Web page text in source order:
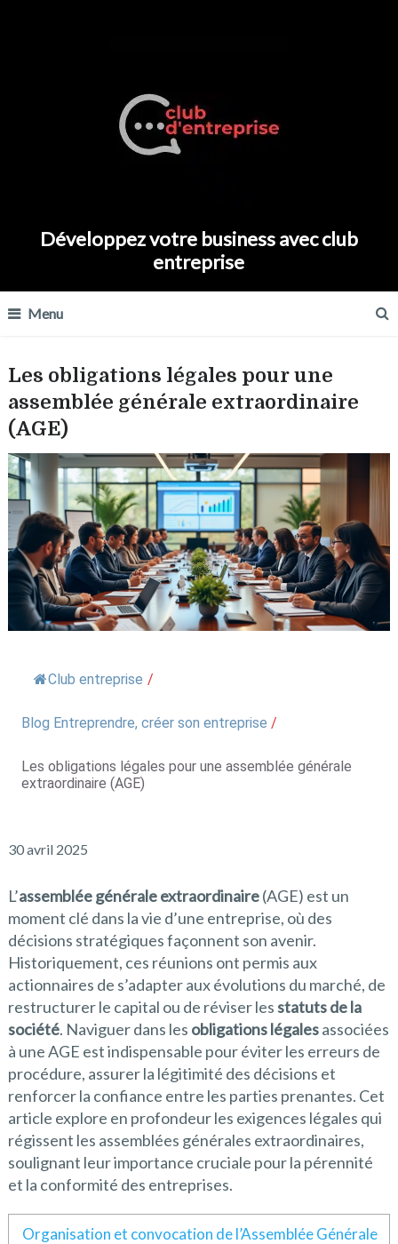
Développez votre business avec club
entreprise
Menu
Les obligations légales pour une
assemblée générale extraordinaire
(AGE)
Club entreprise /
Blog Entreprendre, créer son entreprise /
Les obligations légales pour une assemblée générale
extraordinaire (AGE)
30 avril 2025
L’assemblée générale extraordinaire(AGE) est un
moment clé dans la vie d’une entreprise, où des
décisions stratégiques façonnent son avenir.
Historiquement, ces réunions ont permis aux
actionnaires de s’adapter aux évolutions du marché, de
restructurer le capital ou de réviser lesstatuts de la
société. Naviguer dans les obligations légalesassociées
à une AGE est indispensable pour éviter les erreurs de
procédure, assurer la légitimité des décisions et
renforcer la confiance entre les parties prenantes. Cet
article explore en profondeur les exigences légales qui
régissent les assemblées générales extraordinaires,
soulignant leur importance cruciale pour la pérennité
et la conformité des entreprises.
Organisation et convocation de l’Assemblée Générale